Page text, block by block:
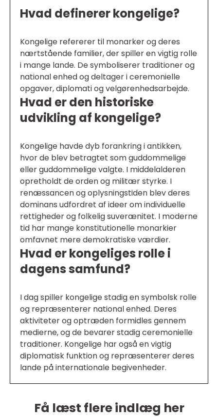
Hvad definerer kongelige?
Kongelige refererer til monarker og deres
nærtstående familier, der spiller en vigtig rolle
i mange lande. De symboliserer traditioner og
national enhed og deltager i ceremonielle
opgaver, diplomati og velgørenhedsarbejde.
Hvad er den historiske
udvikling af kongelige?
Kongelige havde dyb forankring i antikken,
hvor de blev betragtet som guddommelige
eller guddommelige valgte. I middelalderen
opretholdt de orden og militær styrke. I
renæssancen og oplysningstiden blev deres
dominans udfordret af ideer om individuelle
rettigheder og folkelig suverænitet. I moderne
tid har mange konstitutionelle monarkier
omfavnet mere demokratiske værdier.
Hvad er kongeliges rolle i
dagens samfund?
I dag spiller kongelige stadig en symbolsk rolle
og repræsenterer national enhed. Deres
aktiviteter og optræden formidles gennem
medierne, og de bevarer stadig ceremonielle
traditioner. Kongelige har også en vigtig
diplomatisk funktion og repræsenterer deres
lande på internationale begivenheder.
Få læst flere indlæg her